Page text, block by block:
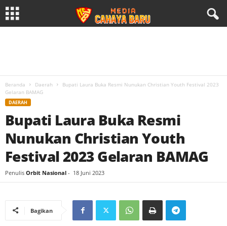
Beranda Daerah
Bupati Laura Buka Resmi Nunukan Christian Youth Festival 2023
Gelaran BAMAG
DAERAH
Bupati Laura Buka Resmi
Nunukan Christian Youth
Festival 2023 Gelaran BAMAG
Penulis Orbit Nasional - 18 Juni 2023
Bagikan